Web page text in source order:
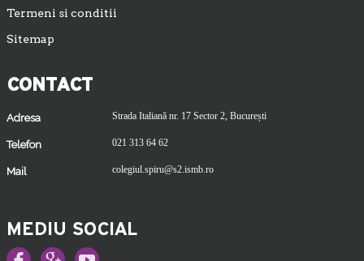
Termeni si conditii
Sitemap
CONTACT
Adresa Strada Italiană nr. 17 Sector 2, București
Telefon 021 313 64 62
Mail colegiul.spiru@s2.ismb.ro
MEDIU SOCIAL